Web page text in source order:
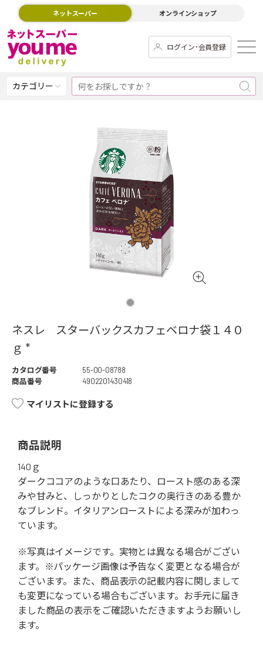
ネットスーパー オンラインショップ
ログイン･会員登録
カテゴリー
ネスレ スターバックスカフェベロナ袋１４０
ｇ *
カタログ番号
55-00-08788
商品番号
4902201430418
マイリストに登録する
商品説明
140ｇ
ダークココアのような口あたり、ロースト感のある深
みや甘みと、しっかりとしたコクの奥行きのある豊か
なブレンド。イタリアンローストによる深みが加わっ
ています。
※写真はイメージです。実物とは異なる場合がござい
ます。※パッケージ画像は予告なく変更となる場合が
ございます。また、商品表示の記載内容に関しまして
も変更になっている場合もございます。お手元に届き
ました商品の表示をご確認いただきますようお願いし
ます。